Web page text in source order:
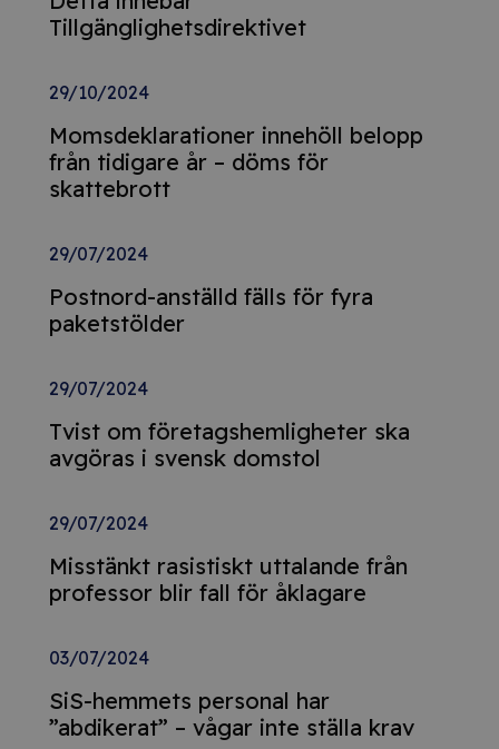
Tillgänglighetsdirektivet
29/10/2024
Momsdeklarationer innehöll belopp
från tidigare år – döms för
skattebrott
29/07/2024
Postnord-anställd fälls för fyra
paketstölder
29/07/2024
Tvist om företagshemligheter ska
avgöras i svensk domstol
29/07/2024
Misstänkt rasistiskt uttalande från
professor blir fall för åklagare
03/07/2024
SiS-hemmets personal har
”abdikerat” – vågar inte ställa krav